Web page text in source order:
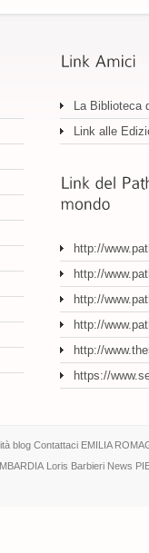
La Biblioteca
Link alle
http://
http://
http://
http://
http://
https://
blog Contattaci EMILIA
Loris Barbieri News